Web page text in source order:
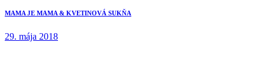
MAMA JE MAMA & KVETINOVÁ SUKŇA
29. mája 2018